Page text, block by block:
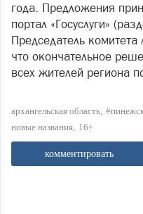
года. Предложения
портал «Госуслуги»
Председатель
что окончательное
всех жителей региона
архангельская область
новые названия 16+
комментировать